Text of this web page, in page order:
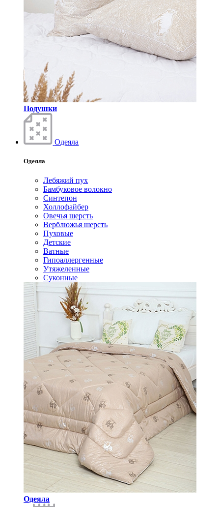
Подушки
Одеяла
Одеяла
Лебяжий пух
Бамбуковое волокно
Синтепон
Холлофайбер
Овечья шерсть
Верблюжья шерсть
Пуховые
Детские
Ватные
Гипоаллергенные
Утяжеленные
Суконные
Одеяла